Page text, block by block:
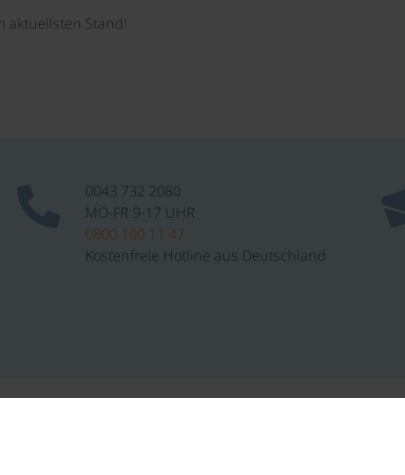
aktuellsten Stand!
0043 732 2080
MO-FR 9-17 UHR
0800 100 11 47
Kostenfreie Hotline aus Deutschland